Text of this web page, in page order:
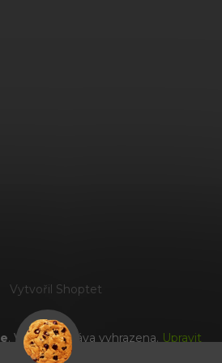
Vytvořil Shoptet
. Všechna práva vyhrazena. Upravit
cookies